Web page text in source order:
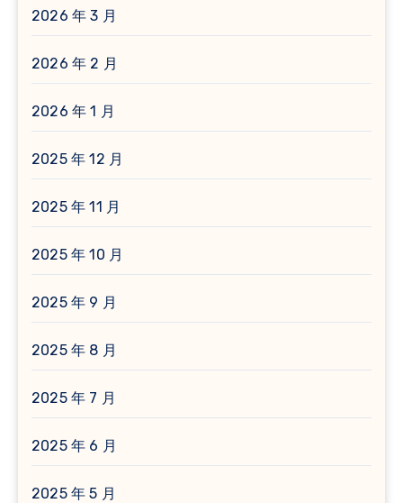
2026 年 3 月
2026 年 2 月
2026 年 1 月
2025 年 12 月
2025 年 11 月
2025 年 10 月
2025 年 9 月
2025 年 8 月
2025 年 7 月
2025 年 6 月
2025 年 5 月